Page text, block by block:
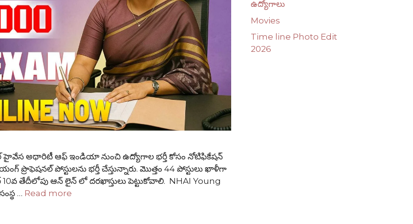
హైవేస అథారిటీ ఆఫ్ ఇండియా నుంచి ఉద్యోగాల భర్తీ కోసం నోటిఫికేషన్
ప్రొఫెషనల్ పోస్టులను భర్తీ చేస్తున్నారు. మొత్తం 44 పోస్టులు ఖాళీగా
తేదీలోపు ఆన్ లైన్ లో దరఖాస్తులు పెట్టుకోవాలి. NHAI Young
… Read more
ఉద్యోగాలు
Movies
Time line Photo Edit
2026